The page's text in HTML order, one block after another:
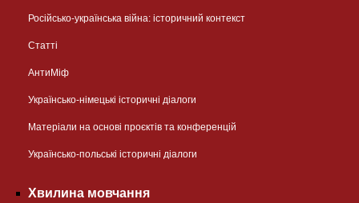
Російсько-українська війна: історичний контекст
Статті
АнтиМіф
Українсько-німецькі історичні діалоги
Матеріали на основі проєктів та конференцій
Українсько-польські історичні діалоги
Хвилина мовчання